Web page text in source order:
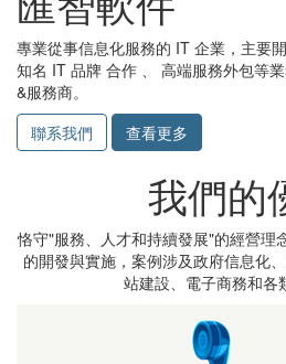
專業從事信息化服務的 IT 企業，主要
知名 IT 品牌 合作 、 高端服務外包等
&服務商。
聯系我們
查看更多
我們的
恪守"服務、人才和持續發展"的經營理
的開發與實施，案例涉及政府信息化
站建設、電子商務和各